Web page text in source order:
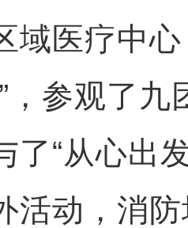
域医疗中
，参观了
了“从心出
活动，消